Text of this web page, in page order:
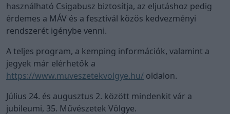
használható Csigabusz biztosítja, az eljutáshoz pedig
érdemes a MÁV és a fesztivál közös kedvezményi
rendszerét igénybe venni.
A teljes program, a kemping információk, valamint a
jegyek már elérhetők a
https://www.muveszetekvolgye.hu/ oldalon.
Július 24. és augusztus 2. között mindenkit vár a
jubileumi, 35. Művészetek Völgye.